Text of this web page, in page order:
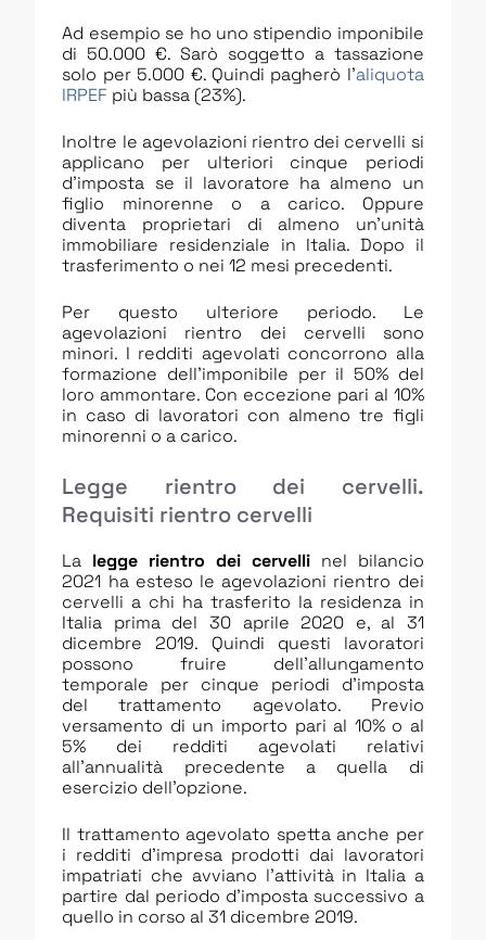
Ad esempio se ho uno stipendio imponibile
di 50.000 €. Sarò soggetto a tassazione
solo per 5.000 €. Quindi pagherò l’aliquota
IRPEF più bassa (23%).
Inoltre le agevolazioni rientro dei cervelli si
applicano per ulteriori cinque periodi
d’imposta se il lavoratore ha almeno un
figlio minorenne o a carico. Oppure
diventa proprietari di almeno un’unità
immobiliare residenziale in Italia. Dopo il
trasferimento o nei 12 mesi precedenti.
Per questo ulteriore periodo. Le
agevolazioni rientro dei cervelli sono
minori. I redditi agevolati concorrono alla
formazione dell’imponibile per il 50% del
loro ammontare. Con eccezione pari al 10%
in caso di lavoratori con almeno tre figli
minorenni o a carico.
Legge rientro dei cervelli.
Requisiti rientro cervelli
La legge rientro dei cervelli nel bilancio
2021 ha esteso le agevolazioni rientro dei
cervelli a chi ha trasferito la residenza in
Italia prima del 30 aprile 2020 e, al 31
dicembre 2019. Quindi questi lavoratori
possono fruire dell’allungamento
temporale per cinque periodi d’imposta
del trattamento agevolato. Previo
versamento di un importo pari al 10% o al
5% dei redditi agevolati relativi
all’annualità precedente a quella di
esercizio dell’opzione.
Il trattamento agevolato spetta anche per
i redditi d’impresa prodotti dai lavoratori
impatriati che avviano l’attività in Italia a
partire dal periodo d’imposta successivo a
quello in corso al 31 dicembre 2019.